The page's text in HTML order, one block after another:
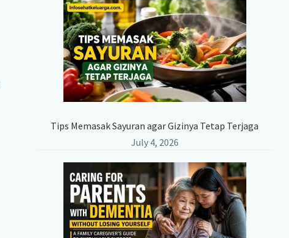
Tips Memasak Sayuran agar Gizinya Tetap Terjaga
July 4, 2026